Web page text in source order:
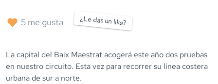
5 me gusta ¿Le das un like?
La capital del Baix Maestrat acogerá este año dos pruebas
en nuestro circuito. Esta vez para recorrer su línea costera
urbana de sur a norte.